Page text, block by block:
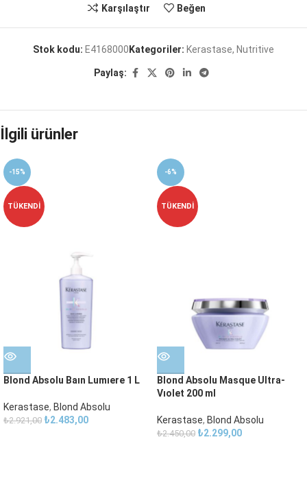
Karşılaştır Beğen
Stok kodu: E4168000Kategoriler: Kerastase, Nutritive
Paylaş:
İlgili ürünler
-15%
Blond Absolu Baın Lumıere 1 L
Kerastase, Blond Absolu
₺2.921,00 ₺2.483,00
-6%
Blond Absolu Masque Ultra-
Vıolet 200 ml
Kerastase, Blond Absolu
₺2.450,00 ₺2.299,00